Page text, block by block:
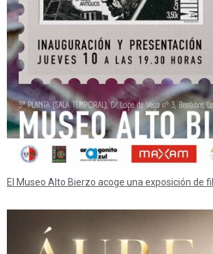
El Museo Alto Bierzo acoge una exposición de